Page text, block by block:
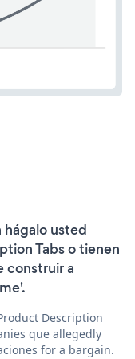
usted
Tabs o tienen
construir a
Description
que allegedly
for a bargain.